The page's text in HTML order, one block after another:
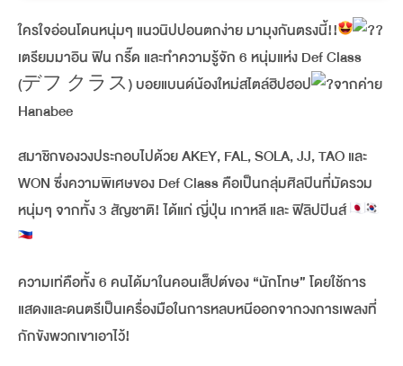
ใครใจอ่อนโดนหนุ่มๆ แนวนิปปอนตกง่าย มามุงกันตรงนี้!!
เตรียมมาอิน ฟิน กรี๊ด และทำความรู้จัก 6 หนุ่มแห่ง Def Class
(デフ クラス) บอยแบนด์น้องใหม่สไตล์ฮิปฮอป
จากค่าย
Hanabee
สมาชิกของวงประกอบไปด้วย AKEY, FAL, SOLA, JJ, TAO และ
WON ซึ่งความพิเศษของ Def Class คือเป็นกลุ่มศิลปินที่มัดรวม
หนุ่มๆ จากทั้ง 3 สัญชาติ! ได้แก่ ญี่ปุ่น เกาหลี และ ฟิลิปปินส์
ความเท่คือทั้ง 6 คนได้มาในคอนเส็ปต์ของ “นักโทษ” โดยใช้การ
แสดงและดนตรีเป็นเครื่องมือในการหลบหนีออกจากวงการเพลงที่
กักขังพวกเขาเอาไว้!